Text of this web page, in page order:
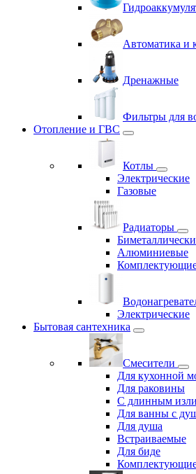
Автоматика и
Дренажные
Фильтры для
Отопление и ГВС
Котлы
Электрические
Газовые
Радиаторы
Алюминиевые
Электрические
Бытовая сантехника
Смесители
Для кухонной
Для раковины
С длинным
Для ванны с
Для душа
Встраиваемые
Для биде